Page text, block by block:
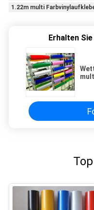
1.22m multi
Erhalten